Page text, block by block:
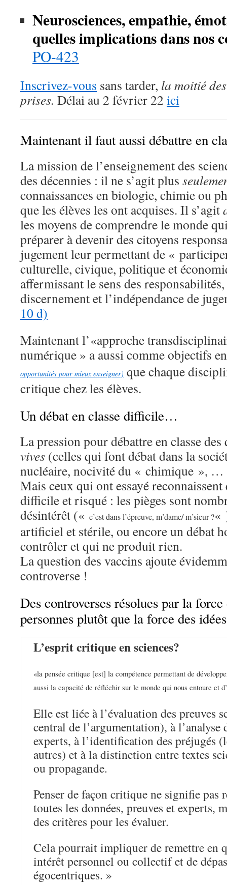
Neurosciences, empathie,
quelles implications dans nos
PO-423
Inscrivez-vous sans tarder, la moitié
prises. Délai au 2 février 22 ici
Maintenant il faut aussi débattre en
La mission de l’enseignement des
des décennies : il ne s’agit plus
connaissances en biologie, chimie ou
que les élèves les ont acquises. Il s’agit
les moyens de comprendre le monde
préparer à devenir des citoyens
jugement leur permettant de «
culturelle, civique, politique et
affermissant le sens des
discernement et l’indépendance de
10 d)
Maintenant l’«approche
numérique » a aussi comme objectifs
opportunités pour mieux enseigner) que chaque
critique chez les élèves.
Un débat en classe difficile…
La pression pour débattre en classe
vives (celles qui font débat dans la
nucléaire, nocivité du « chimique »,
Mais ceux qui ont essayé reconnaissent
difficile et risqué : les pièges sont
désintérêt (« c’est dans l’épreuve, m’dame/ m’sieur ?«
artificiel et stérile, ou encore un débat
contrôler et qui ne produit rien.
La question des vaccins ajoute
controverse !
Des controverses résolues par la
personnes plutôt que la force des
L’esprit critique en sciences?
«la pensée critique [est] la compétence permettant de
aussi la capacité de réfléchir sur le monde qui nous entoure et
Elle est liée à l’évaluation des preuves
central de l’argumentation), à
experts, à l’identification des préjugés
autres) et à la distinction entre textes
ou propagande.
Penser de façon critique ne signifie pas
toutes les données, preuves et experts,
des critères pour les évaluer.
Cela pourrait impliquer de remettre en
intérêt personnel ou collectif et de
égocentriques. »